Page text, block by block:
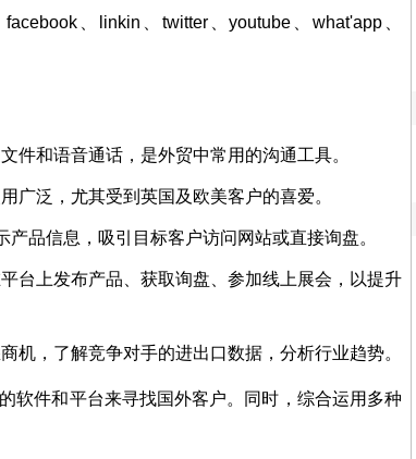
、linkin、twitter、youtube、what'app、
件和语音通话，是外贸中常用的沟通工具。
广泛，尤其受到英国及欧美客户的喜爱。
品信息，吸引目标客户访问网站或直接询盘。
台上发布产品、获取询盘、参加线上展会，以提升
机，了解竞争对手的进出口数据，分析行业趋势。
软件和平台来寻找国外客户。同时，综合运用多种